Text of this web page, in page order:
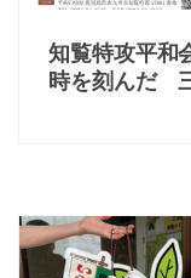
知覧特攻平和
時を刻んだ